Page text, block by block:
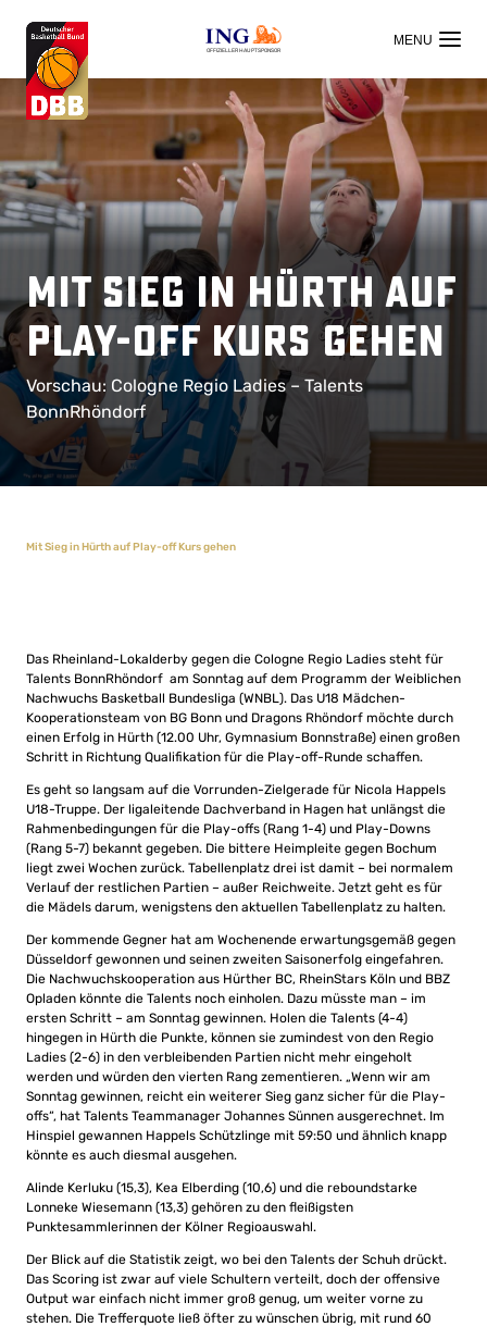
OFFIZIELLER HAUPTSPONSOR
Mit Sieg in Hürth auf
Play-off Kurs gehen
Vorschau: Cologne Regio Ladies – Talents
BonnRhöndorf
Mit Sieg in Hürth auf Play-off Kurs gehen
Das Rheinland-Lokalderby gegen die Cologne Regio Ladies steht für
Talents BonnRhöndorf am Sonntag auf dem Programm der Weiblichen
Nachwuchs Basketball Bundesliga (WNBL). Das U18 Mädchen-
Kooperationsteam von BG Bonn und Dragons Rhöndorf möchte durch
einen Erfolg in Hürth (12.00 Uhr, Gymnasium Bonnstraße) einen großen
Schritt in Richtung Qualifikation für die Play-off-Runde schaffen.
Es geht so langsam auf die Vorrunden-Zielgerade für Nicola Happels
U18-Truppe. Der ligaleitende Dachverband in Hagen hat unlängst die
Rahmenbedingungen für die Play-offs (Rang 1-4) und Play-Downs
(Rang 5-7) bekannt gegeben. Die bittere Heimpleite gegen Bochum
liegt zwei Wochen zurück. Tabellenplatz drei ist damit – bei normalem
Verlauf der restlichen Partien – außer Reichweite. Jetzt geht es für
die Mädels darum, wenigstens den aktuellen Tabellenplatz zu halten.
Der kommende Gegner hat am Wochenende erwartungsgemäß gegen
Düsseldorf gewonnen und seinen zweiten Saisonerfolg eingefahren.
Die Nachwuchskooperation aus Hürther BC, RheinStars Köln und BBZ
Opladen könnte die Talents noch einholen. Dazu müsste man – im
ersten Schritt – am Sonntag gewinnen. Holen die Talents (4-4)
hingegen in Hürth die Punkte, können sie zumindest von den Regio
Ladies (2-6) in den verbleibenden Partien nicht mehr eingeholt
werden und würden den vierten Rang zementieren. „Wenn wir am
Sonntag gewinnen, reicht ein weiterer Sieg ganz sicher für die Play-
offs“, hat Talents Teammanager Johannes Sünnen ausgerechnet. Im
Hinspiel gewannen Happels Schützlinge mit 59:50 und ähnlich knapp
könnte es auch diesmal ausgehen.
Alinde Kerluku (15,3), Kea Elberding (10,6) und die reboundstarke
Lonneke Wiesemann (13,3) gehören zu den fleißigsten
Punktesammlerinnen der Kölner Regioauswahl.
Der Blick auf die Statistik zeigt, wo bei den Talents der Schuh drückt.
Das Scoring ist zwar auf viele Schultern verteilt, doch der offensive
Output war einfach nicht immer groß genug, um weiter vorne zu
stehen. Die Trefferquote ließ öfter zu wünschen übrig, mit rund 60